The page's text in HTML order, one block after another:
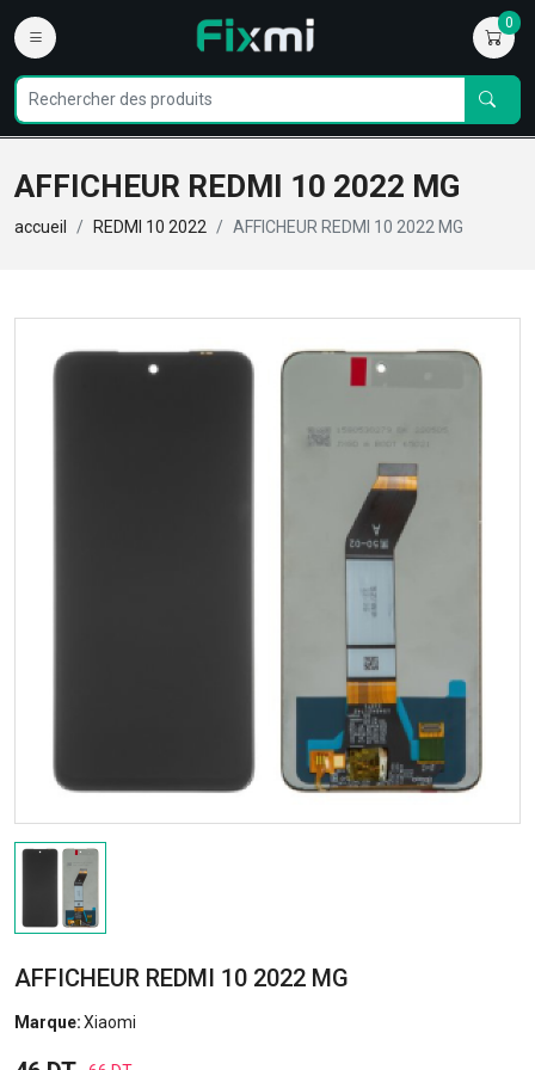
0
AFFICHEUR REDMI 10 2022 MG
accueil REDMI 10 2022 AFFICHEUR REDMI 10 2022 MG
AFFICHEUR REDMI 10 2022 MG
Marque:Xiaomi